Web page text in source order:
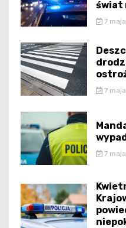
świat
7
7
7